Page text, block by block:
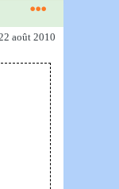
août 2010